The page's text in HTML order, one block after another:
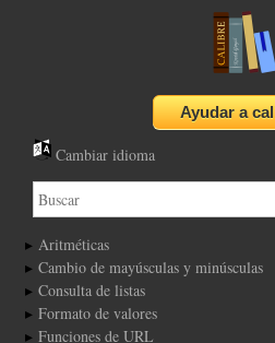
Cambiar idioma
Aritméticas
Cambio de mayúsculas y minúsculas
Consulta de listas
Formato de valores
Funciones de URL